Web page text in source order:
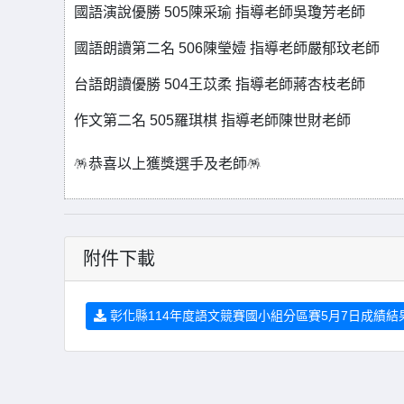
國語演說優勝 505陳采瑜 指導老師吳瓊芳老師
國語朗讀第二名 506陳瑩嬄 指導老師嚴郁玟老師
台語朗讀優勝 504王苡柔 指導老師蔣杏枝老師
作文第二名 505羅琪棋 指導老師陳世財老師
🪅恭喜以上獲獎選手及老師🪅
附件下載
彰化縣114年度語文競賽國小組分區賽5月7日成績結